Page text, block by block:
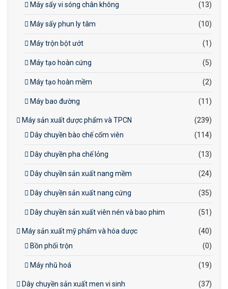
Máy sấy vi sóng chân không (13)
Máy sấy phun ly tâm (10)
Máy trộn bột ướt (1)
Máy tạo hoàn cứng (5)
Máy tạo hoàn mềm (2)
Máy bao đường (11)
Máy sản xuất dược phẩm và TPCN
(239)
Dây chuyền bào chế cốm viên
(114)
Dây chuyền pha chế lỏng (13)
Dây chuyền sản xuất nang mềm (24)
Dây chuyền sản xuất nang cứng (35)
Dây chuyền sản xuất viên nén và bao phim (51)
Máy sản xuất mỹ phẩm và hóa dược
(40)
Bồn phối trộn
(0)
Máy nhũ hoá (19)
Dây chuyền sản xuất men vi sinh (37)